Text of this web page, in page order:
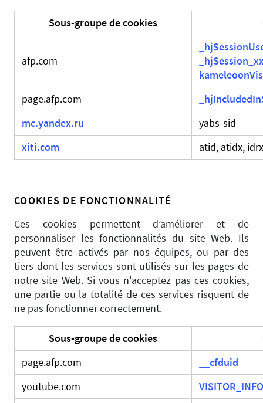
Sous-groupe de cookies
afp.com
page.afp.com
mc.yandex.ru
yabs-sid
xiti.com
atid, atidx,
COOKIES DE FONCTIONNALITÉ
Ces cookies permettent d’améliorer et de
personnaliser les fonctionnalités du site Web. Ils
peuvent être activés par nos équipes, ou par des
tiers dont les services sont utilisés sur les pages de
notre site Web. Si vous n'acceptez pas ces cookies,
une partie ou la totalité de ces services risquent de
ne pas fonctionner correctement.
Sous-groupe de cookies
page.afp.com
__cfduid
youtube.com